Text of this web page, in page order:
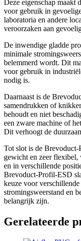
Deze eigenschap maakt
voor gebruik in
laboratoria en andere
veroorzaken aan
De inwendige gladde
minimale
belemmerd wordt. Dit
voor gebruik in
nodig is.
Daarnaast is de
samendrukken of
behoudt en niet
een zware machine of
Dit verhoogt de
Tot slot is de
gewicht en zeer flexibel,
en in verschillende
Brevoduct-Profil-ESD
keuze voor
stromingsweerstand en
belangrijk zijn.
Gerelateerde